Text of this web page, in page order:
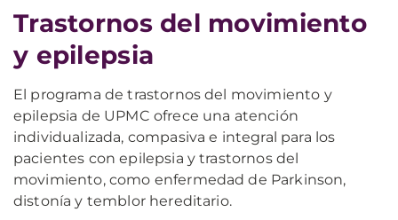
​Trastornos del movimiento
y epilepsia
El programa de trastornos del movimiento y
epilepsia de UPMC ofrece una atención
individualizada, compasiva e integral para los
pacientes con epilepsia y trastornos del
movimiento, como enfermedad de Parkinson,
distonía y temblor hereditario.